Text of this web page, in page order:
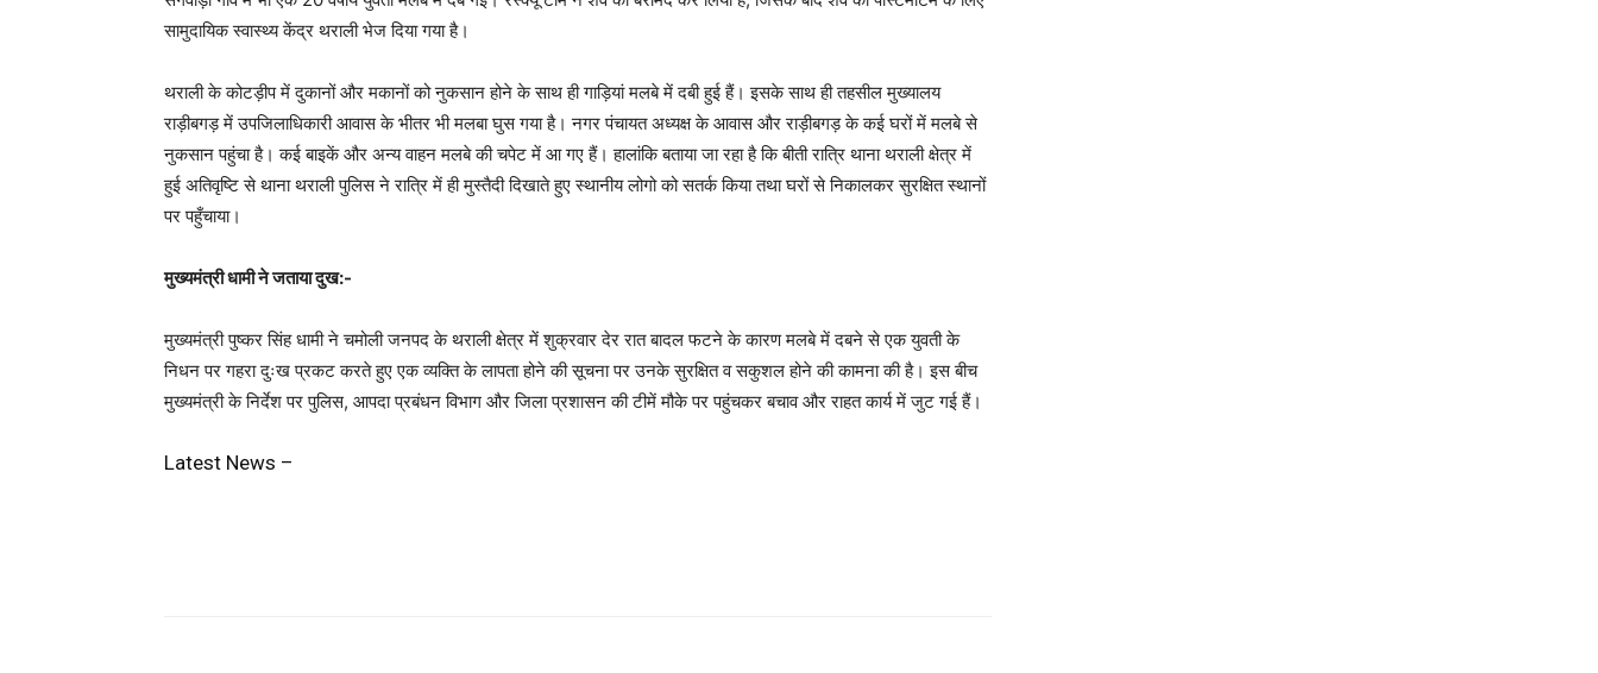
सामुदायिक स्वास्थ्य केंद्र थराली भेज दिया गया है।
थराली के कोटड़ीप में दुकानों और मकानों को नुकसान होने के साथ ही गाड़ियां मलबे में दबी हुई हैं। इसके साथ ही तहसील मुख्यालय
राड़ीबगड़ में उपजिलाधिकारी आवास के भीतर भी मलबा घुस गया है। नगर पंचायत अध्यक्ष के आवास और राड़ीबगड़ के कई घरों में मलबे से
नुकसान पहुंचा है। कई बाइकें और अन्य वाहन मलबे की चपेट में आ गए हैं। हालांकि बताया जा रहा है कि बीती रात्रि थाना थराली क्षेत्र में
हुई अतिवृष्टि से थाना थराली पुलिस ने रात्रि में ही मुस्तैदी दिखाते हुए स्थानीय लोगो को सतर्क किया तथा घरों से निकालकर सुरक्षित स्थानों
पर पहुँचाया।
मुख्यमंत्री धामी ने जताया दुख:-
मुख्यमंत्री पुष्कर सिंह धामी ने चमोली जनपद के थराली क्षेत्र में शुक्रवार देर रात बादल फटने के कारण मलबे में दबने से एक युवती के
निधन पर गहरा दुःख प्रकट करते हुए एक व्यक्ति के लापता होने की सूचना पर उनके सुरक्षित व सकुशल होने की कामना की है। इस बीच
मुख्यमंत्री के निर्देश पर पुलिस, आपदा प्रबंधन विभाग और जिला प्रशासन की टीमें मौके पर पहुंचकर बचाव और राहत कार्य में जुट गई हैं।
Latest News –